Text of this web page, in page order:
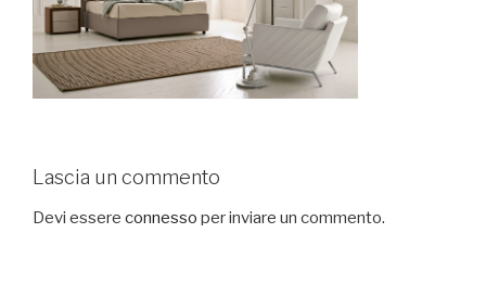
Lascia un commento
Devi essere connesso per inviare un commento.